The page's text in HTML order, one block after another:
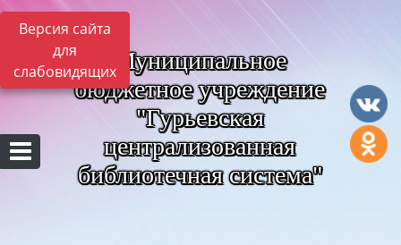
Версия сайта
для
слабовидящих Муниципальное
бюджетное учреждение
"Гурьевская
централизованная
библиотечная система"